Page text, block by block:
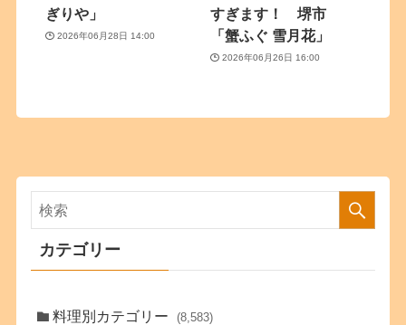
ぎりや」
2026年06月28日 14:00
すぎます！ 堺市
「蟹ふぐ 雪月花」
2026年06月26日 16:00
カテゴリー
料理別カテゴリー (8,583)